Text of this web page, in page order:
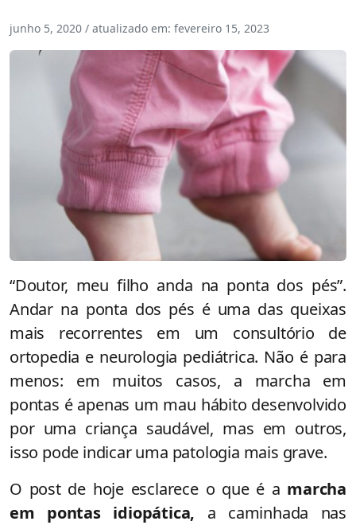
junho 5, 2020 / atualizado em: fevereiro 15, 2023
“Doutor, meu filho anda na ponta dos pés”.
Andar na ponta dos pés é uma das queixas
mais recorrentes em um consultório de
ortopedia e neurologia pediátrica. Não é para
menos: em muitos casos, a marcha em
pontas é apenas um mau hábito desenvolvido
por uma criança saudável, mas em outros,
isso pode indicar uma patologia mais grave.
O post de hoje esclarece o que é a marcha
em pontas idiopática, a caminhada nas